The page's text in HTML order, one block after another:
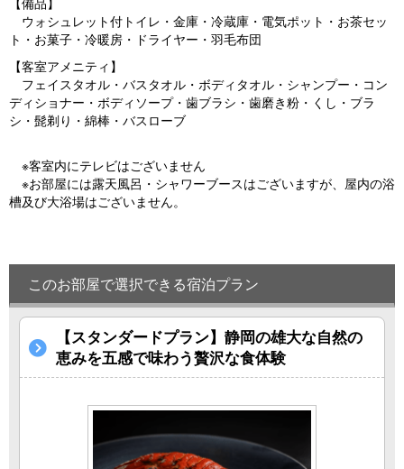
u
s
ウォシュレット付トイレ・金庫・冷蔵庫・電気ポット・お茶セッ
ト・お菓子・冷暖房・ドライヤー・羽毛布団
【客室アメニティ】
フェイスタオル・バスタオル・ボディタオル・シャンプー・コン
ディショナー・ボディソープ・歯ブラシ・歯磨き粉・くし・ブラ
シ・髭剃り・綿棒・バスローブ
※客室内にテレビはございません
※お部屋には露天風呂・シャワーブースはございますが、屋内の浴
槽及び大浴場はございません。
このお部屋で選択できる宿泊プラン
【スタンダードプラン】静岡の雄大な自然の
恵みを五感で味わう贅沢な食体験